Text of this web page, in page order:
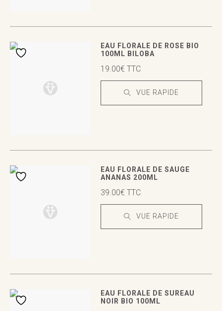
EAU FLORALE DE ROSE BIO
100ML BILOBA
19.00€ TTC
VUE RAPIDE
EAU FLORALE DE SAUGE
ANANAS 200ML
39.00€ TTC
VUE RAPIDE
EAU FLORALE DE SUREAU
NOIR BIO 100ML